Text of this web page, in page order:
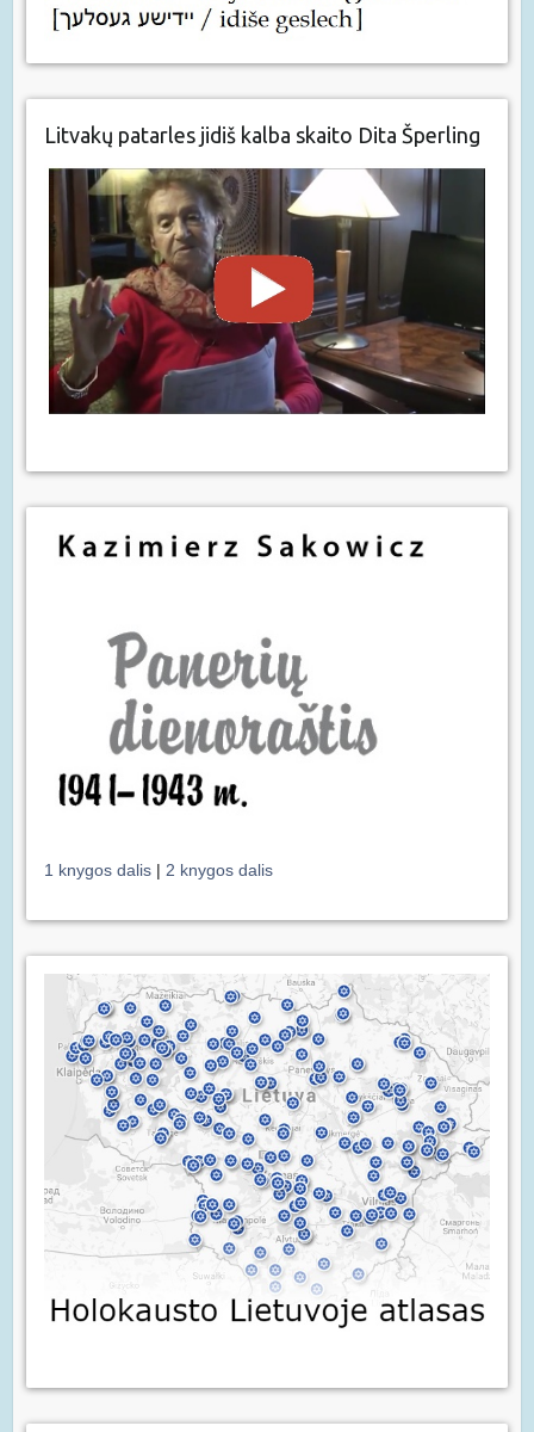
Litvakų patarles jidiš kalba skaito Dita Šperling
1 knygos dalis | 2 knygos dalis